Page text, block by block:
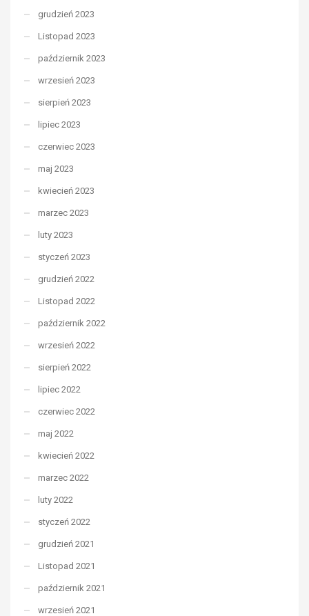
grudzień 2023
Listopad 2023
październik 2023
wrzesień 2023
sierpień 2023
lipiec 2023
czerwiec 2023
maj 2023
kwiecień 2023
marzec 2023
luty 2023
styczeń 2023
grudzień 2022
Listopad 2022
październik 2022
wrzesień 2022
sierpień 2022
lipiec 2022
czerwiec 2022
maj 2022
kwiecień 2022
marzec 2022
luty 2022
styczeń 2022
grudzień 2021
Listopad 2021
październik 2021
wrzesień 2021